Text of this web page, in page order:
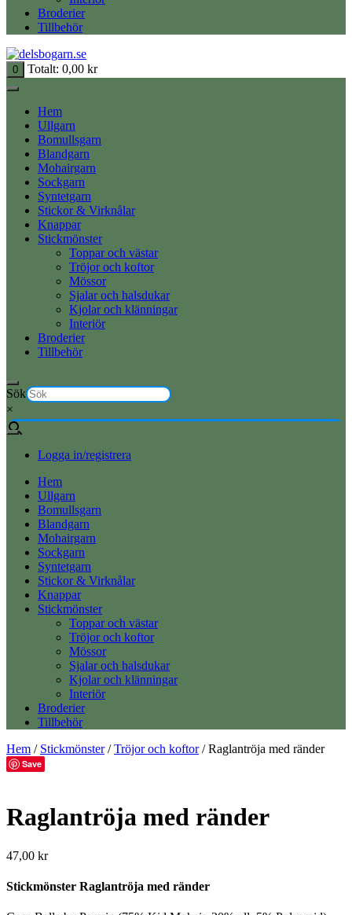
Broderier
Tillbehör
0 Totalt: 0,00 kr
Hem
Ullgarn
Bomullsgarn
Blandgarn
Mohairgarn
Sockgarn
Syntetgarn
Stickor & Virknålar
Knappar
Stickmönster
Toppar och västar
Tröjor och koftor
Mössor
Sjalar och halsdukar
Kjolar och klänningar
Interiör
Broderier
Tillbehör
Sök
×
Logga in/registrera
Hem
Ullgarn
Bomullsgarn
Blandgarn
Mohairgarn
Sockgarn
Syntetgarn
Stickor & Virknålar
Knappar
Stickmönster
Toppar och västar
Tröjor och koftor
Mössor
Sjalar och halsdukar
Kjolar och klänningar
Interiör
Broderier
Tillbehör
Hem / Stickmönster/Tröjor och koftor/ Raglantröja med ränder
Save
Raglantröja med ränder
47,00 kr
Stickmönster Raglantröja med ränder